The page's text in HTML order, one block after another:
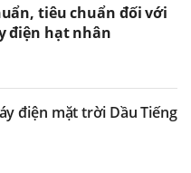
tiêu chuẩn đối với
điện hạt nhân
điện mặt trời Dầu Tiếng